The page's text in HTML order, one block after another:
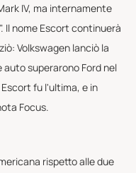
IV, ma internamente
Il nome Escort continuerà
Volkswagen lanciò la
superarono Ford nel
fu l'ultima, e in
Focus.
rispetto alle due